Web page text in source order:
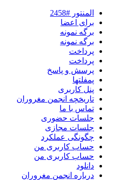
المنتور #2458
برای اعضا
برگه نمونه
برگه نمونه
پرداخت
پرداخت
پرسش و پاسخ
پمفلتها
پنل کاربری
تاریخچه انجمن مغروران
تماس با ما
جلسات حضوری
جلسات مجازی
چگونگی عملکرد
حساب کاربری من
حساب کاربری من
دانلود
درباره انجمن مغروران